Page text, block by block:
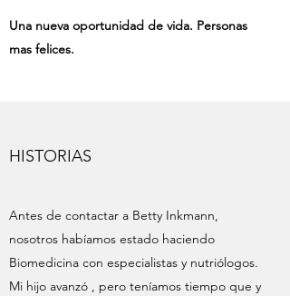
Una nueva oportunidad de vida. Personas
mas felices.
HISTORIAS
Antes de contactar a Betty Inkmann,
nosotros habíamos estado haciendo
Biomedicina con especialistas y nutriólogos.
Mi hijo avanzó , pero teníamos tiempo que y